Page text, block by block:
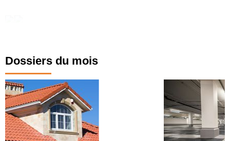
Dossiers du mois